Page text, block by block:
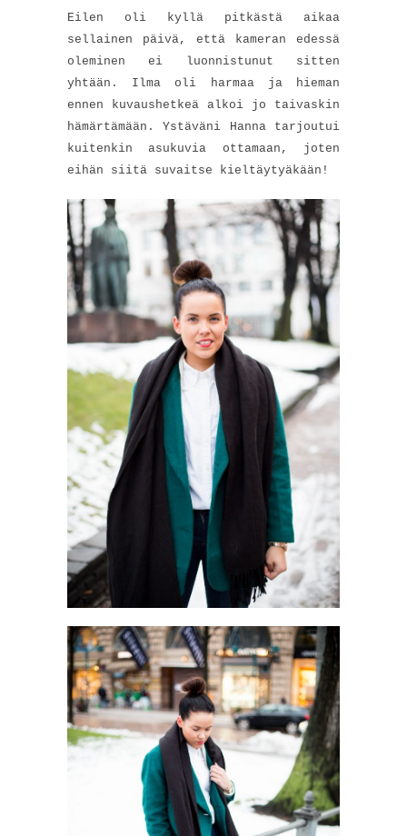
Eilen oli kyllä pitkästä aikaa
sellainen päivä, että kameran edessä
oleminen ei luonnistunut sitten
yhtään. Ilma oli harmaa ja hieman
ennen kuvaushetkeä alkoi jo taivaskin
hämärtämään. Ystäväni Hanna tarjoutui
kuitenkin asukuvia ottamaan, joten
eihän siitä suvaitse kieltäytyäkään!